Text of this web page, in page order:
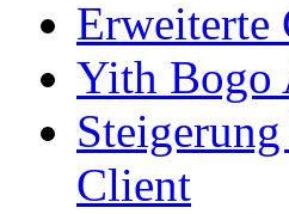
Erweiterte
Yith Bogo
Client